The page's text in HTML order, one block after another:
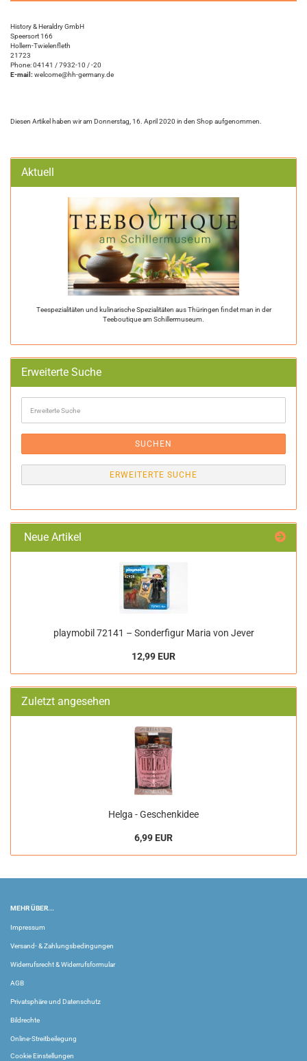
History & Heraldry GmbH
Speersort 166
Hollern-Twielenfleth
21723
Phone: 04141 / 7932-10 / -20
E-mail: welcome@hh-germany.de
Diesen Artikel haben wir am Donnerstag, 16. April 2020 in den Shop aufgenommen.
Aktuell
Teespezialitäten und kulinarische Spezialitäten aus Thüringen findet man in der
Teeboutique am Schillermuseum.
Erweiterte Suche
Suche
SUCHEN
ERWEITERTE SUCHE
Neue Artikel
playmobil 72141 – Sonderfigur Maria von Jever
12,99 EUR
Zuletzt angesehen
Helga - Geschenkidee
6,99 EUR
MEHR ÜBER...
Impressum
Versand- & Zahlungsbedingungen
Widerrufsrecht & Widerrufsformular
AGB
Privatsphäre und Datenschutz
Bildrechte
Online-Streitbeilegung
Cookie Einstellungen